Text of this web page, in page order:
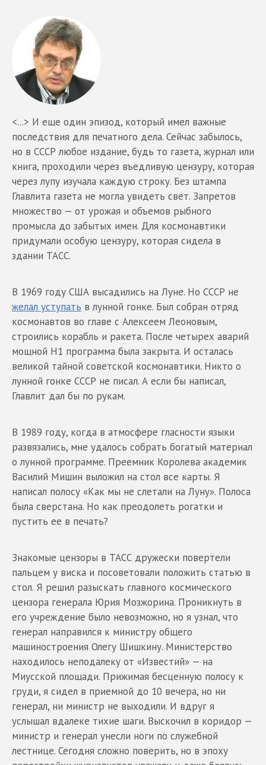
<...> И еще один эпизод, который имел важные
последствия для печатного дела. Сейчас забылось,
но в СССР любое издание, будь то газета, журнал или
книга, проходили через въедливую цензуру, которая
через лупу изучала каждую строку. Без штампа
Главлита газета не могла увидеть свет. Запретов
множество — от урожая и объемов рыбного
промысла до забытых имен. Для космонавтики
придумали особую цензуру, которая сидела в
здании ТАСС.
В 1969 году США высадились на Луне. Но СССР не
желал уступать в лунной гонке. Был собран отряд
космонавтов во главе с Алексеем Леоновым,
строились корабль и ракета. После четырех аварий
мощной Н1 программа была закрыта. И осталась
великой тайной советской космонавтики. Никто о
лунной гонке СССР не писал. А если бы написал,
Главлит дал бы по рукам.
В 1989 году, когда в атмосфере гласности языки
развязались, мне удалось собрать богатый материал
о лунной программе. Преемник Королева академик
Василий Мишин выложил на стол все карты. Я
написал полосу «Как мы не слетали на Луну». Полоса
была сверстана. Но как преодолеть рогатки и
пустить ее в печать?
Знакомые цензоры в ТАСС дружески повертели
пальцем у виска и посоветовали положить статью в
стол. Я решил разыскать главного космического
цензора генерала Юрия Мозжорина. Проникнуть в
его учреждение было невозможно, но я узнал, что
генерал направился к министру общего
машиностроения Олегу Шишкину. Министерство
находилось неподалеку от «Известий» — на
Миусской площади. Прижимая бесценную полосу к
груди, я сидел в приемной до 10 вечера, но ни
генерал, ни министр не выходили. И вдруг я
услышал вдалеке тихие шаги. Выскочил в коридор —
министр и генерал унесли ноги по служебной
лестнице. Сегодня сложно поверить, но в эпоху